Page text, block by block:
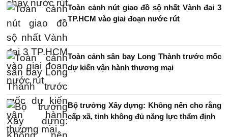
Toàn cảnh nút giao đồ sộ nhất Vành đai 3
TP.HCM vào giai đoạn nước rút
Toàn cảnh sân bay Long Thành trước mốc
dự kiến vận hành thương mại
Bộ trưởng Xây dựng: Không nên cho rằng
cấp xã, tỉnh không đủ năng lực thẩm định